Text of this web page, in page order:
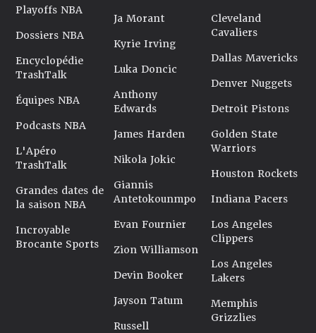
Playoffs NBA
Dossiers NBA
Encyclopédie
TrashTalk
Équipes NBA
Podcasts NBA
L'Apéro
TrashTalk
Grandes dates de
la saison NBA
Incroyable
Brocante Sports
Ja Morant
Kyrie Irving
Luka Doncic
Anthony
Edwards
James Harden
Nikola Jokic
Giannis
Antetokounmpo
Evan Fournier
Zion Williamson
Devin Booker
Jayson Tatum
Russell
Cleveland
Cavaliers
Dallas Mavericks
Denver Nuggets
Detroit Pistons
Golden State
Warriors
Houston Rockets
Indiana Pacers
Los Angeles
Clippers
Los Angeles
Lakers
Memphis
Grizzlies